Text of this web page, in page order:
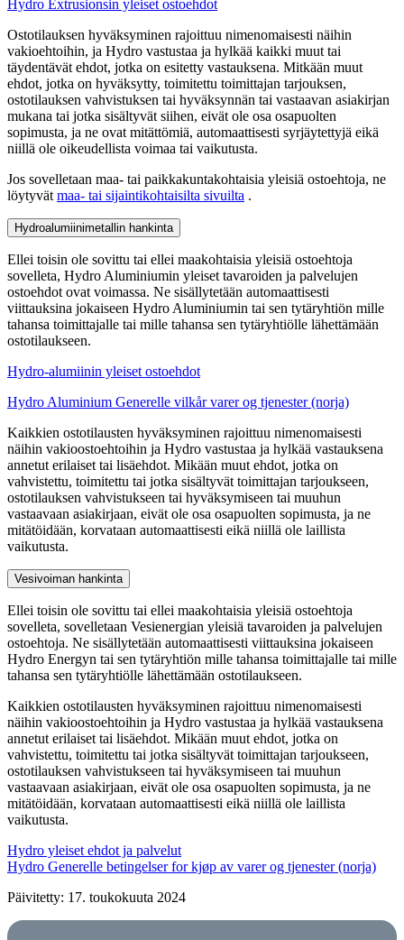
Hydro Extrusionsin yleiset ostoehdot
Ostotilauksen hyväksyminen rajoittuu nimenomaisesti näihin
vakioehtoihin, ja Hydro vastustaa ja hylkää kaikki muut tai
täydentävät ehdot, jotka on esitetty vastauksena. Mitkään muut
ehdot, jotka on hyväksytty, toimitettu toimittajan tarjouksen,
ostotilauksen vahvistuksen tai hyväksynnän tai vastaavan asiakirjan
mukana tai jotka sisältyvät siihen, eivät ole osa osapuolten
sopimusta, ja ne ovat mitättömiä, automaattisesti syrjäytettyjä eikä
niillä ole oikeudellista voimaa tai vaikutusta.
Jos sovelletaan maa- tai paikkakuntakohtaisia yleisiä ostoehtoja, ne
löytyvät maa- tai sijaintikohtaisilta sivuilta .
Hydroalumiinimetallin hankinta
Ellei toisin ole sovittu tai ellei maakohtaisia yleisiä ostoehtoja
sovelleta, Hydro Aluminiumin yleiset tavaroiden ja palvelujen
ostoehdot ovat voimassa. Ne sisällytetään automaattisesti
viittauksina jokaiseen Hydro Aluminiumin tai sen tytäryhtiön mille
tahansa toimittajalle tai mille tahansa sen tytäryhtiölle lähettämään
ostotilaukseen.
Hydro-alumiinin yleiset ostoehdot
Hydro Aluminium Generelle vilkår varer og tjenester (norja)
Kaikkien ostotilausten hyväksyminen rajoittuu nimenomaisesti
näihin vakioostoehtoihin ja Hydro vastustaa ja hylkää vastauksena
annetut erilaiset tai lisäehdot. Mikään muut ehdot, jotka on
vahvistettu, toimitettu tai jotka sisältyvät toimittajan tarjoukseen,
ostotilauksen vahvistukseen tai hyväksymiseen tai muuhun
vastaavaan asiakirjaan, eivät ole osa osapuolten sopimusta, ja ne
mitätöidään, korvataan automaattisesti eikä niillä ole laillista
vaikutusta.
Vesivoiman hankinta
Ellei toisin ole sovittu tai ellei maakohtaisia yleisiä ostoehtoja
sovelleta, sovelletaan Vesienergian yleisiä tavaroiden ja palvelujen
ostoehtoja. Ne sisällytetään automaattisesti viittauksina jokaiseen
Hydro Energyn tai sen tytäryhtiön mille tahansa toimittajalle tai mille
tahansa sen tytäryhtiölle lähettämään ostotilaukseen.
Kaikkien ostotilausten hyväksyminen rajoittuu nimenomaisesti
näihin vakioostoehtoihin ja Hydro vastustaa ja hylkää vastauksena
annetut erilaiset tai lisäehdot. Mikään muut ehdot, jotka on
vahvistettu, toimitettu tai jotka sisältyvät toimittajan tarjoukseen,
ostotilauksen vahvistukseen tai hyväksymiseen tai muuhun
vastaavaan asiakirjaan, eivät ole osa osapuolten sopimusta, ja ne
mitätöidään, korvataan automaattisesti eikä niillä ole laillista
vaikutusta.
Hydro yleiset ehdot ja palvelut
Hydro Generelle betingelser for kjøp av varer og tjenester (norja)
Päivitetty: 17. toukokuuta 2024